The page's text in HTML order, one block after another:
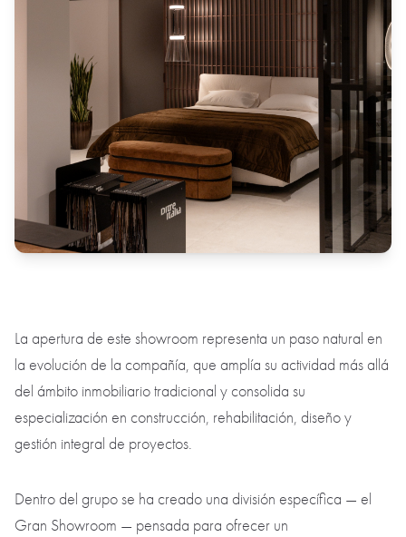
La apertura de este showroom representa un paso natural en
la evolución de la compañía, que amplía su actividad más allá
del ámbito inmobiliario tradicional y consolida su
especialización en construcción, rehabilitación, diseño y
gestión integral de proyectos.
Dentro del grupo se ha creado una división específica — el
Gran Showroom — pensada para ofrecer un